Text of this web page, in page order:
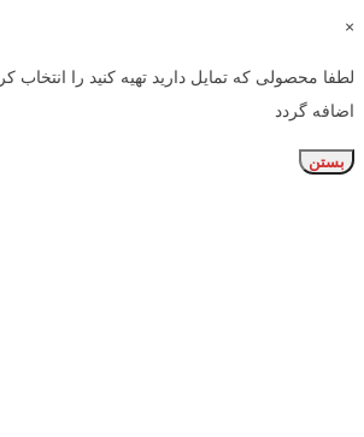
×
لطفا محصولی که تمایل دارید تهیه کنید را انتخاب
اضافه گردد
بستن